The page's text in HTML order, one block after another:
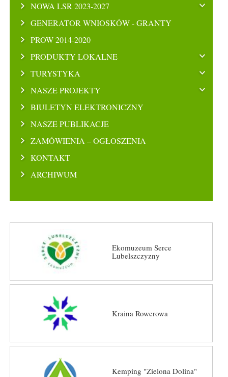
NOWA LSR 2023-2027
GENERATOR WNIOSKÓW - GRANTY
PROW 2014-2020
PRODUKTY LOKALNE
TURYSTYKA
NASZE PROJEKTY
BIULETYN ELEKTRONICZNY
NASZE PUBLIKACJE
ZAMÓWIENIA – OGŁOSZENIA
KONTAKT
ARCHIWUM
Ekomuzeum Serce
Lubelszczyzny
Kraina Rowerowa
Kemping "Zielona Dolina"